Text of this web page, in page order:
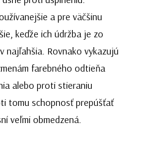
a pre väčšinu
keďže ich údržba je zo
najľahšia. Rovnako vykazujú
farebného odtieňa
alebo proti stieraniu
tomu schopnosť prepúšťať
veľmi obmedzená.